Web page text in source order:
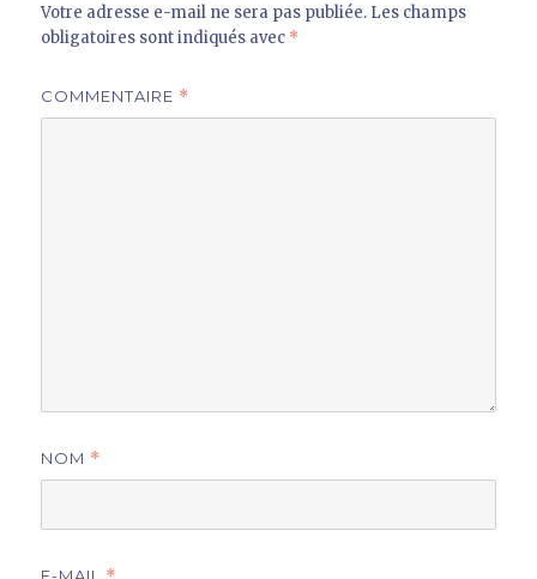
Votre adresse e-mail ne sera pas publiée. Les champs
obligatoires sont indiqués avec *
COMMENTAIRE *
NOM *